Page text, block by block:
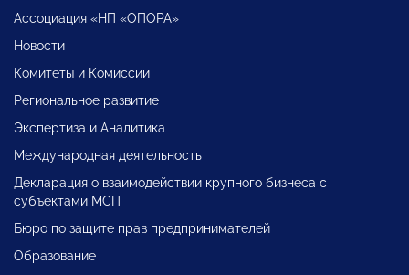
Ассоциация «НП «ОПОРА»
Новости
Комитеты и Комиссии
Региональное развитие
Экспертиза и Аналитика
Международная деятельность
Декларация о взаимодействии крупного бизнеса с
субъектами МСП
Бюро по защите прав предпринимателей
Образование